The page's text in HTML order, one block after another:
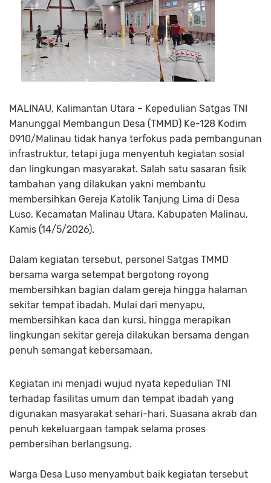
MALINAU, Kalimantan Utara – Kepedulian Satgas TNI
Manunggal Membangun Desa (TMMD) Ke-128 Kodim
0910/Malinau tidak hanya terfokus pada pembangunan
infrastruktur, tetapi juga menyentuh kegiatan sosial
dan lingkungan masyarakat. Salah satu sasaran fisik
tambahan yang dilakukan yakni membantu
membersihkan Gereja Katolik Tanjung Lima di Desa
Luso, Kecamatan Malinau Utara, Kabupaten Malinau,
Kamis (14/5/2026).
Dalam kegiatan tersebut, personel Satgas TMMD
bersama warga setempat bergotong royong
membersihkan bagian dalam gereja hingga halaman
sekitar tempat ibadah. Mulai dari menyapu,
membersihkan kaca dan kursi, hingga merapikan
lingkungan sekitar gereja dilakukan bersama dengan
penuh semangat kebersamaan.
Kegiatan ini menjadi wujud nyata kepedulian TNI
terhadap fasilitas umum dan tempat ibadah yang
digunakan masyarakat sehari-hari. Suasana akrab dan
penuh kekeluargaan tampak selama proses
pembersihan berlangsung.
Warga Desa Luso menyambut baik kegiatan tersebut